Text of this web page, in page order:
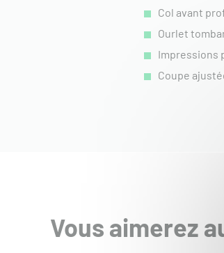
Col avant
Ourlet
Impressions
Coupe
Vous aimerez